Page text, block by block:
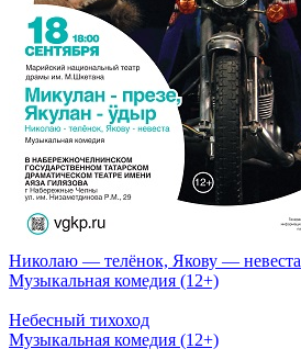
Николаю — телёнок, Якову — невеста
Музыкальная комедия (12+)
Небесный тихоход
Музыкальная комедия (12+)